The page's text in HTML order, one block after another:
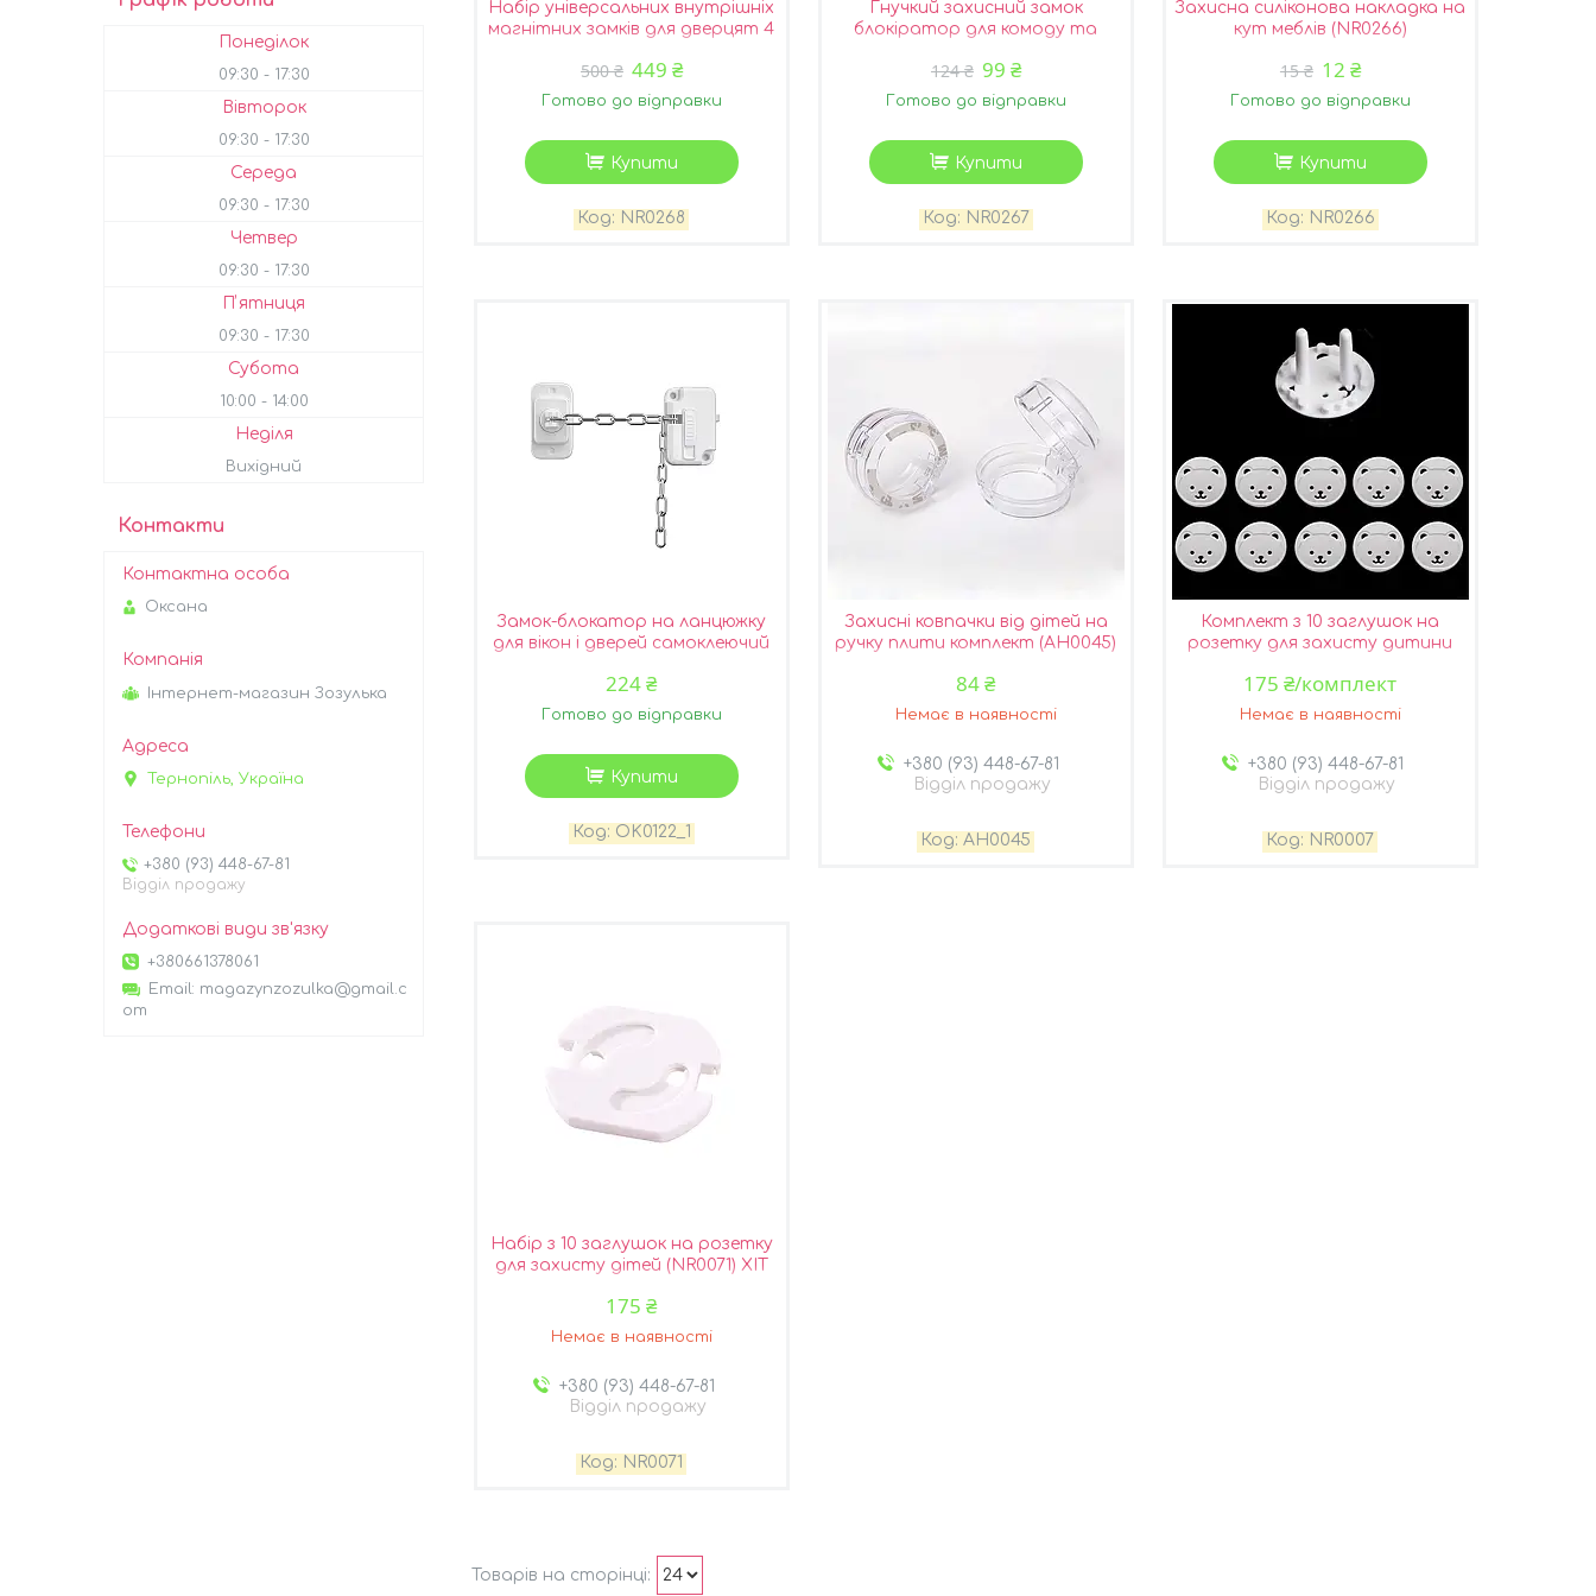
Набір універсальних внутрішніх
магнітних замків для дверцят 4
500 ₴ 449 ₴
Готово до відправки
Купити
NR0268
Гнучкий захисний замок
блокіратор для комоду та
124 ₴ 99 ₴
Готово до відправки
Купити
NR0267
Захисна силіконова накладка на
кут меблів (NR0266)
15 ₴ 12 ₴
Готово до відправки
Купити
NR0266
Замок-блокатор на ланцюжку
для вікон і дверей самоклеючий
224 ₴
Готово до відправки
Купити
OK0122_1
Захисні ковпачки від дітей на
ручку плити комплект (AH0045)
84 ₴
Немає в наявності
+380 (93) 448-67-81
Відділ продажу
AH0045
Комплект з 10 заглушок на
розетку для захисту дитини
175 ₴/комплект
Немає в наявності
+380 (93) 448-67-81
Відділ продажу
NR0007
Набір з 10 заглушок на розетку
для захисту дітей (NR0071) ХІТ
175 ₴
Немає в наявності
+380 (93) 448-67-81
Відділ продажу
NR0071
Понеділок
09:30 17:30
Вівторок
09:30 17:30
Середа
09:30 17:30
Четвер
09:30 17:30
Пʼятниця
09:30 17:30
Субота
10:00 14:00
Неділя
Вихідний
Контакти
Оксана
Інтернет-магазин Зозулька
Тернопіль, Україна
+380 (93) 448-67-81
Відділ продажу
+380661378061
Email magazynzozulka@gmail.c
om